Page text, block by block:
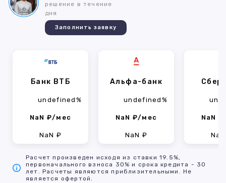
решение в течение
дня
Заполнить заявку
Банк ВТБ
undefined%
NaN ₽/мес
NaN ₽
Альфа-банк
undefined%
NaN ₽/мес
NaN ₽
NaN
Расчет произведен исходя из ставки 19.5%,
первоначального взноса 30% и срока кредита - 30
лет. Расчеты являются приблизительными. Не
является офертой.